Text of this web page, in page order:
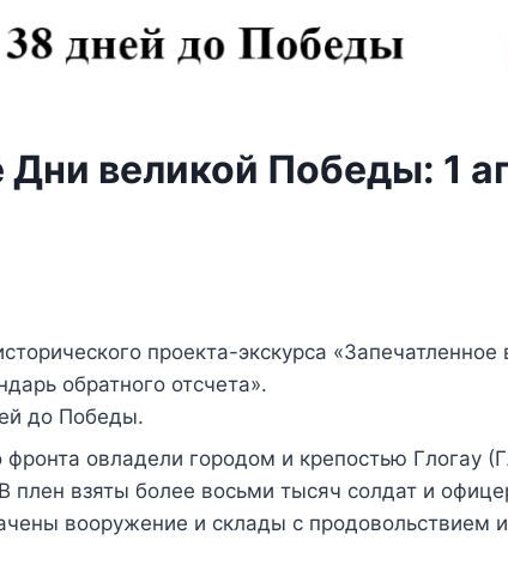
Дни великой Победы: 1
проекта-экскурса «Запечатленное
обратного отсчета».
до Победы.
фронта овладели городом и крепостью Глогау
плен взяты более восьми тысяч солдат и
вооружение и склады с продовольствием и